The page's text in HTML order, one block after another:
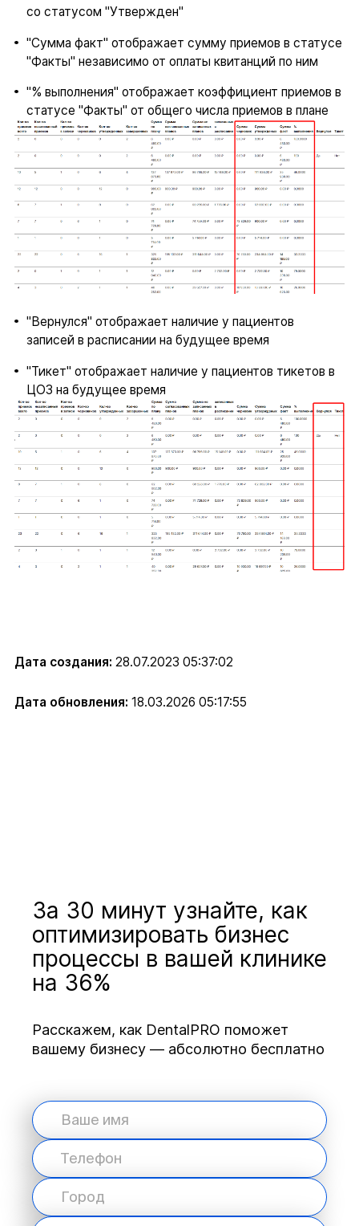
со статусом "Утвержден"
"Сумма факт" отображает сумму приемов в статусе
"Факты" независимо от оплаты квитанций по ним
"% выполнения" отображает коэффициент приемов в
статусе "Факты" от общего числа приемов в плане
"Вернулся" отображает наличие у пациентов
записей в расписании на будущее время
"Тикет" отображает наличие у пациентов тикетов в
ЦОЗ на будущее время
Дата создания: 28.07.2023 05:37:02
Дата обновления: 18.03.2026 05:17:55
За 30 минут узнайте, как
оптимизировать бизнес
процессы в вашей клинике
на 36%
Расскажем, как DentalPRO поможет
вашему бизнесу — абсолютно бесплатно